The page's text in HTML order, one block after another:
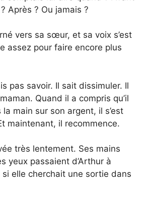
Après ? Ou jamais ?
vers sa sœur, et sa voix s’est
assez pour faire encore plus
pas savoir. Il sait dissimuler. Il
Quand il a compris qu’il
main sur son argent, il s’est
maintenant, il recommence.
très lentement. Ses mains
yeux passaient d’Arthur à
si elle cherchait une sortie dans